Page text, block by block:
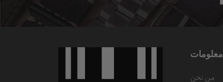
معلومات
من نحن